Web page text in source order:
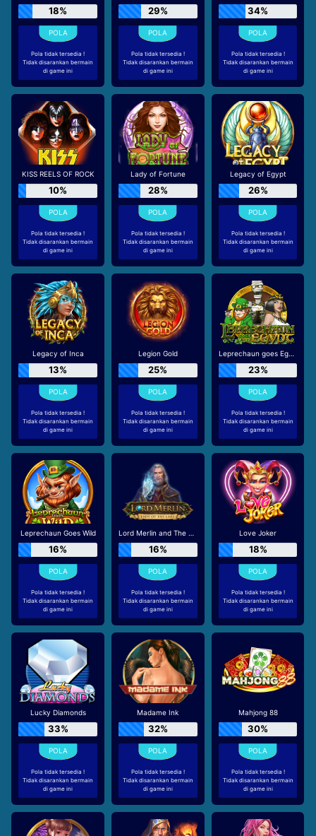
18%
Pola tidak tersedia !
Tidak disarankan bermain
di game ini
29%
Pola tidak tersedia !
Tidak disarankan bermain
di game ini
34%
Pola tidak tersedia !
Tidak disarankan bermain
di game ini
KISS REELS OF ROCK
10%
Pola tidak tersedia !
Tidak disarankan bermain
di game ini
Lady of Fortune
28%
Pola tidak tersedia !
Tidak disarankan bermain
di game ini
Legacy of Egypt
26%
Pola tidak tersedia !
Tidak disarankan bermain
di game ini
Legacy of Inca
13%
Pola tidak tersedia !
Tidak disarankan bermain
di game ini
Legion Gold
25%
Pola tidak tersedia !
Tidak disarankan bermain
di game ini
Leprechaun goes Egypt
23%
Pola tidak tersedia !
Tidak disarankan bermain
di game ini
Leprechaun Goes Wild
16%
Pola tidak tersedia !
Tidak disarankan bermain
di game ini
Lord Merlin and The Lady of The Lake
16%
Pola tidak tersedia !
Tidak disarankan bermain
di game ini
Love Joker
18%
Pola tidak tersedia !
Tidak disarankan bermain
di game ini
Lucky Diamonds
33%
Pola tidak tersedia !
Tidak disarankan bermain
di game ini
Madame Ink
32%
Pola tidak tersedia !
Tidak disarankan bermain
di game ini
Mahjong 88
30%
Pola tidak tersedia !
Tidak disarankan bermain
di game ini